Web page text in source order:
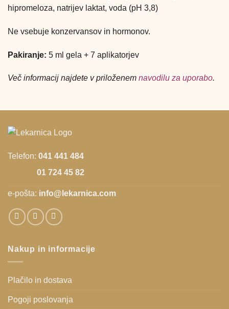
hipromeloza, natrijev laktat, voda (pH 3,8)
Ne vsebuje konzervansov in hormonov.
Pakiranje: 5 ml gela + 7 aplikatorjev
Več informacij najdete v priloženem navodilu za uporabo.
Telefon: 041 441 484
01 724 45 82
e-pošta: info@lekarnica.com
Nakup in informacije
Plačilo in dostava
Pogoji poslovanja